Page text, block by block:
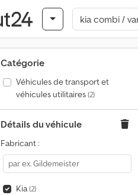
Catégorie
Véhicules de transport et
véhicules utilitaires(2)
Détails du véhicule
Fabricant :
Kia(2)